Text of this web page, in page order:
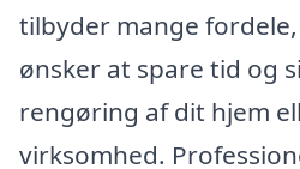
tilbyder mange
ønsker at spare tid og
rengøring af dit hjem
virksomhed.